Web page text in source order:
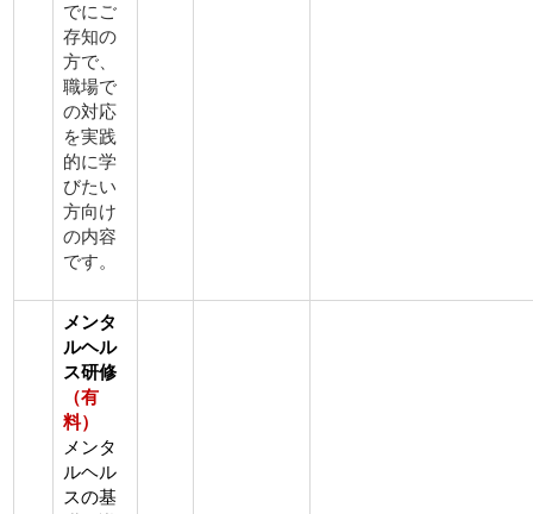
でにご
存知の
方で、
職場で
の対応
を実践
的に学
びたい
方向け
の内容
です。
メンタ
ルヘル
ス研修
（有
料）
メンタ
ルヘル
スの基